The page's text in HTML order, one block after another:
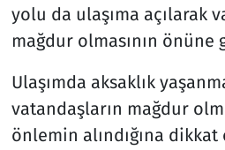
yolu da ulaşıma açılarak
mağdur olmasının
Ulaşımda aksaklık
vatandaşların mağdur
önlemin alındığına